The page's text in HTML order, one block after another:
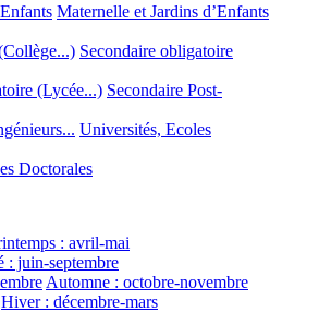
Maternelle et Jardins d’Enfants
Secondaire obligatoire
(Lycée...) Secondaire Post-
Universités, Ecoles
Doctorales
: avril-mai
: juin-septembre
Automne : octobre-novembre
Hiver : décembre-mars